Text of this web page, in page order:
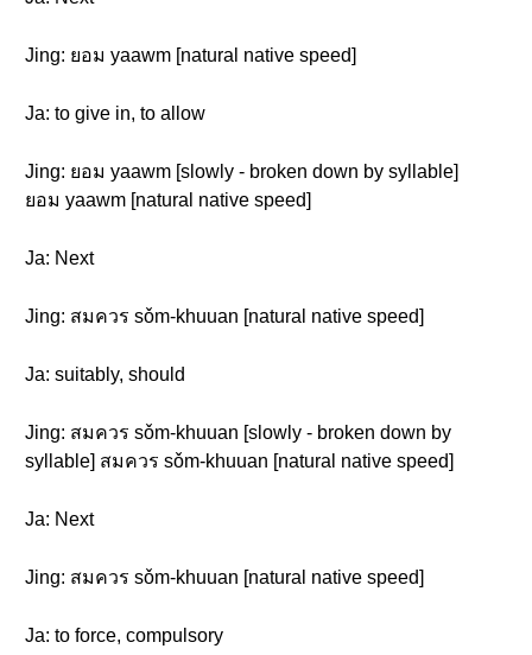
Jing: ยอม yaawm [natural native speed]
Ja: to give in, to allow
Jing: ยอม yaawm [slowly - broken down by syllable]
ยอม yaawm [natural native speed]
Ja: Next
Jing: สมควร sǒm-khuuan [natural native speed]
Ja: suitably, should
Jing: สมควร sǒm-khuuan [slowly - broken down by
syllable] สมควร sǒm-khuuan [natural native speed]
Ja: Next
Jing: สมควร sǒm-khuuan [natural native speed]
Ja: to force, compulsory